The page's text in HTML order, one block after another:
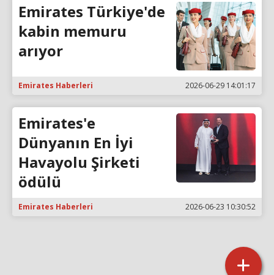
Emirates Türkiye'de
kabin memuru
arıyor
Emirates Haberleri 2026-06-29 14:01:17
Emirates'e
Dünyanın En İyi
Havayolu Şirketi
ödülü
Emirates Haberleri 2026-06-23 10:30:52